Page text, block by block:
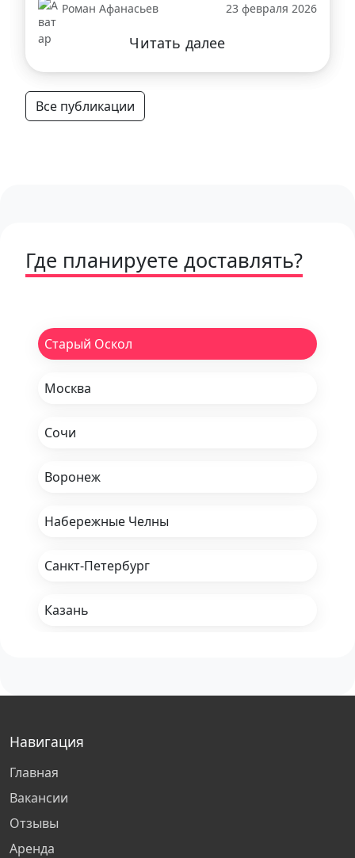
Роман Афанасьев 23 февраля 2026
Читать далее
Все публикации
Где планируете доставлять?
Старый Оскол
Москва
Сочи
Воронеж
Набережные Челны
Санкт-Петербург
Казань
Брянск
Пенза
Сургут
Навигация
Главная
Вакансии
Отзывы
Аренда